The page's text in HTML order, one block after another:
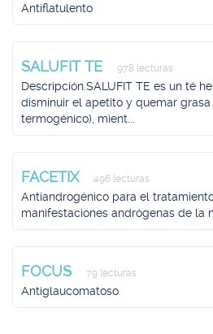
Antiflatulento
SALUFIT TE 978 lecturas
Descripción.SALUFIT TE es un té
disminuir el apetito y quemar
termogénico), mient...
FACETIX 496 lecturas
Antiandrogénico para el
manifestaciones andrógenas de la
FOCUS 79 lecturas
Antiglaucomatoso